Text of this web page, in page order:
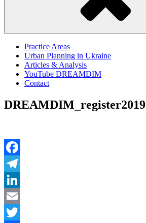
Practice Areas
Urban Planning in Ukraine
Articles & Analysis
YouTube DREAMDIM
Contact
DREAMDIM_register2019
Facebook
Telegram
LinkedIn
Email